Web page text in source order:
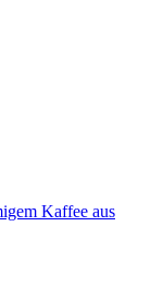
Kaffee aus